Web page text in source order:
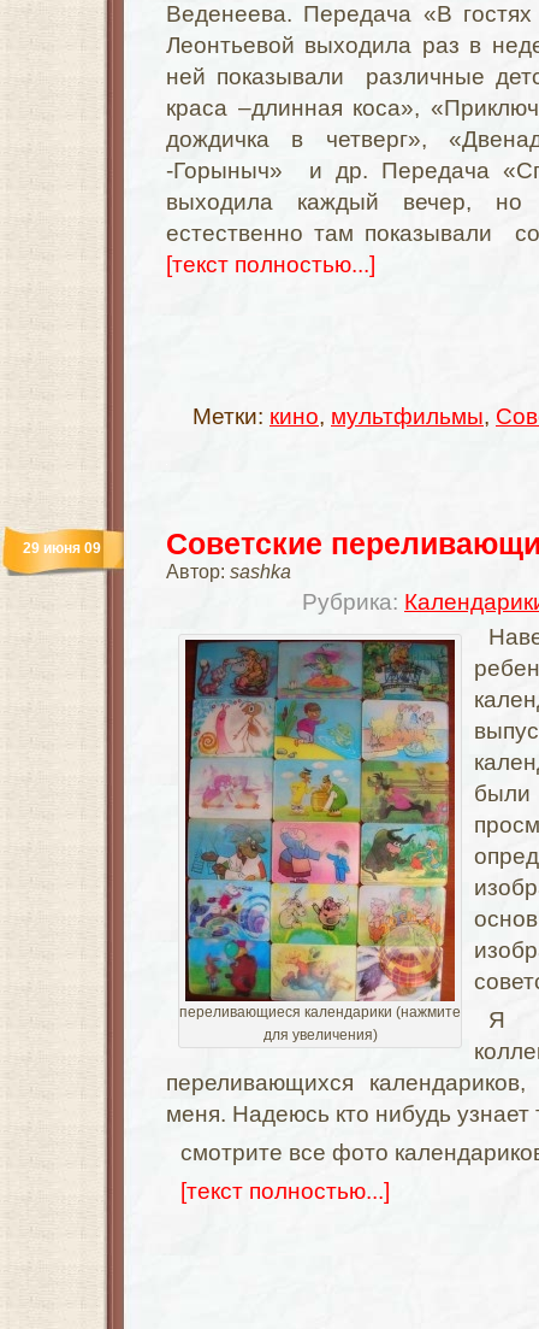
Веденеева. Передача «В
Леонтьевой выходила раз в
ней показывали различные
краса –длинная коса»,
дождичка в четверг»,
-Горыныч» и др. Передача
выходила каждый вечер,
естественно там показывали
[текст полностью...]
Метки: кино, мультфильмы,
Советские
Автор: sashka
Рубрика:
29 июня 09
переливающиеся календарики (нажмите
для увеличения)
были
Я
переливающихся
меня. Надеюсь кто нибудь
смотрите все фото
[текст полностью...]